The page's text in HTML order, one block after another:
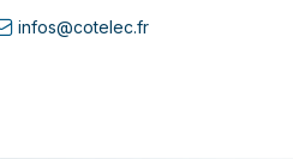
infos@cotelec.fr